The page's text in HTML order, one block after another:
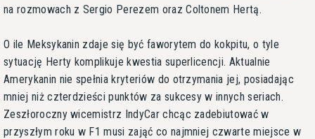
na rozmowach z Sergio Perezem oraz Coltonem Hertą.
O ile Meksykanin zdaje się być faworytem do kokpitu, o tyle
sytuację Herty komplikuje kwestia superlicencji. Aktualnie
Amerykanin nie spełnia kryteriów do otrzymania jej, posiadając
mniej niż czterdzieści punktów za sukcesy w innych seriach.
Zeszłoroczny wicemistrz IndyCar chcąc zadebiutować w
przyszłym roku w F1 musi zająć co najmniej czwarte miejsce w